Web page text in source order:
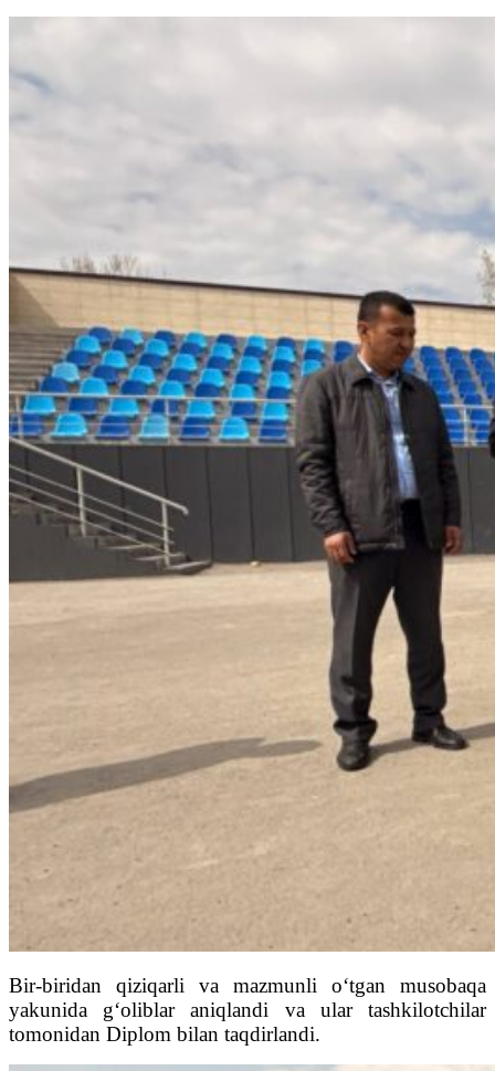
Bir-biridan qiziqarli va mazmunli o‘tgan musobaqa
yakunida g‘oliblar aniqlandi va ular tashkilotchilar
tomonidan Diplom bilan taqdirlandi.